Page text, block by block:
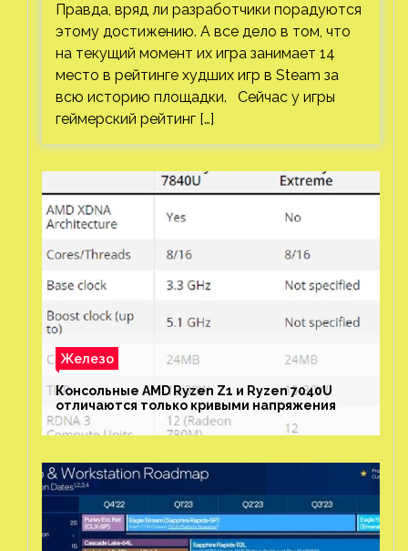
Правда, вряд ли разработчики порадуются
этому достижению. А все дело в том, что
на текущий момент их игра занимает 14
место в рейтинге худших игр в Steam за
всю историю площадки. Сейчас у игры
геймерский рейтинг […]
Железо
Консольные AMD Ryzen Z1 и Ryzen 7040U
отличаются только кривыми напряжения